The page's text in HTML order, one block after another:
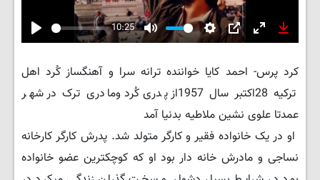
Play
10:25
Mute Settings
PIP Enter
کرد پرس- احمد کایا خواننده ترانه سرا و آهنگساز کُرد اهل
ترکیه 28اکتبر سال 1957از پدری کُرد ومادری ترک در شهر
عمدتا علوی نشین ملاطیه بدنیا آمد
او در یک خانواده فقیر و کارگر متولد شد. پدرش کارگر کارخانه
نساجی و مادرش خانه دار بود او که کوچکترین عضو خانواده